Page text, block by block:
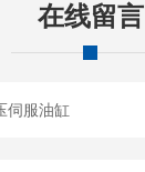
在线留言